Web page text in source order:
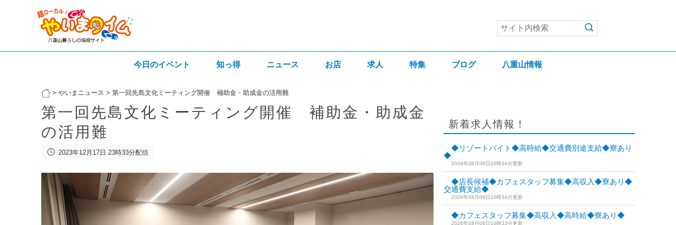
今日のイベント 知っ得 ニュース お店 求人 特集 ブログ 八重山情報
> やいまニュース > 第一回先島文化ミーティング開催 補助金・助成金の活用難
第一回先島文化ミーティング開催 補助金・助成金
の活用難
2023年12月17日 23時33分配信
新着求人情報！
◆リゾートバイト◆高時給◆交通費別途支給◆寮あり
◆
2026年08月06日10時34分更新
◆店長候補◆カフェスタッフ募集◆高収入◆寮あり◆
交通費支給◆
2026年08月06日10時34分更新
◆カフェスタッフ募集◆高収入◆高時給◆寮あり◆
2026年08月06日10時33分更新